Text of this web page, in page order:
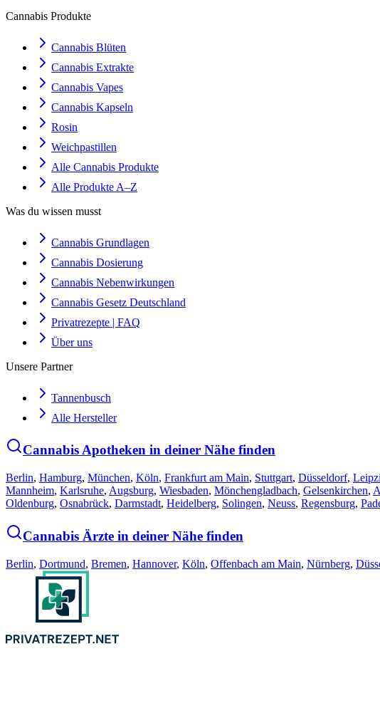
Cannabis Produkte
Cannabis Blüten
Cannabis Extrakte
Cannabis Vapes
Cannabis Kapseln
Rosin
Weichpastillen
Alle Cannabis Produkte
Alle Produkte A–Z
Was du wissen musst
Cannabis Grundlagen
Cannabis Dosierung
Cannabis Nebenwirkungen
Cannabis Gesetz Deutschland
Privatrezepte | FAQ
Über uns
Unsere Partner
Tannenbusch
Alle Hersteller
Cannabis Apotheken in deiner Nähe finden
Berlin, Hamburg, München, Köln, Frankfurt am Main, Stuttgart, Düsseldorf,
Mannheim, Karlsruhe, Augsburg, Wiesbaden, Mönchengladbach, Gelsenkirchen,
Oldenburg, Osnabrück, Darmstadt, Heidelberg, Solingen, Neuss, Regensburg,
Cannabis Ärzte in deiner Nähe finden
Berlin, Dortmund, Bremen, Hannover, Köln, Offenbach am Main, Nürnberg,